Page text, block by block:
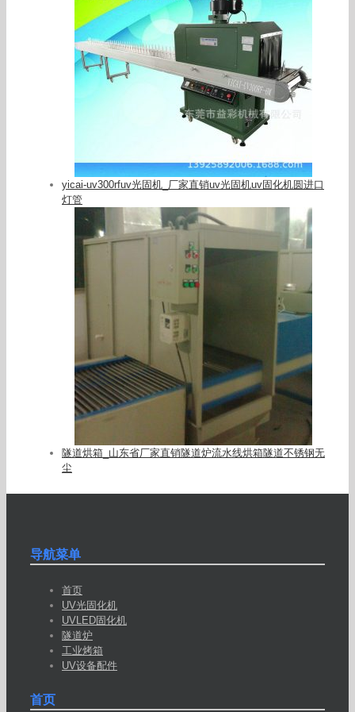
yicai-uv300rfuv光固机_厂家直销uv光固机uv固化机圆进口
灯管
隧道烘箱_山东省厂家直销隧道炉流水线烘箱隧道不锈钢无
尘
导航菜单
首页
UV光固化机
UVLED固化机
隧道炉
工业烤箱
UV设备配件
首页